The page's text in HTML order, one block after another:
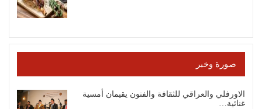
صورة وخبر
الاورفلي والعراقي للثقافة والفنون يقيمان أمسية
غنائية…